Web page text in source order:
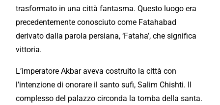
trasformato in una città fantasma. Questo luogo era
precedentemente conosciuto come Fatahabad
derivato dalla parola persiana, ‘Fataha’, che significa
vittoria.
L’imperatore Akbar aveva costruito la città con
l’intenzione di onorare il santo sufi, Salim Chishti. Il
complesso del palazzo circonda la tomba della santa.